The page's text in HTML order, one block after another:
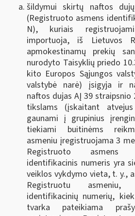
šildymui skirtų naftos
(Registruoto asmens
N), kuriais
importuoja, iš Lietuvos
apmokestinamų prekių
nurodyto Taisyklių priedo
kito Europos Sąjungos
valstybė narė) įsigyja ir
naftos dujas AĮ 39
tikslams (įskaitant
gaunami į grupinius
tiekiami buitinėms
asmeniu įregistruojama 3
Registruoto
identifikacinis numeris yra
veiklos vykdymo vieta, t. y.,
Registruotu
identifikacinių numerių,
tvarka pateikiama